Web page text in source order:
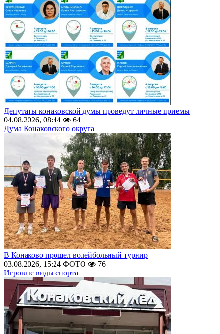
Депутаты конаковской думы проведут личные приемы
04.08.2026, 08:44
64
Дума Конаковского округа
В Конаково прошел волейбольный турнир
03.08.2026, 15:24 ФОТО
76
Игровые виды спорта